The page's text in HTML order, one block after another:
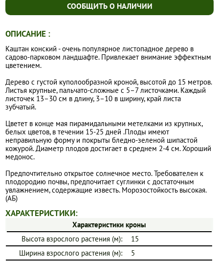
СООБЩИТЬ О НАЛИЧИИ
ОПИСАНИЕ :
Каштан конский - очень популярное листопадное дерево в
садово-парковом ландшафте. Привлекает внимание эффектным
цветением.
Дерево с густой куполообразной кроной, высотой до 15 метров.
Листья крупные, пальчато-сложные с 5–7 листочками. Каждый
листочек 13–30 см в длину, 3–10 в ширину, край листа
зубчатый.
Цветет в конце мая пирамидальными метелками из крупных,
белых цветов, в течении 15-25 дней .Плоды имеют
неправильную форму и покрыты бледно-зеленой шипастой
кожурой. Диаметр плодов достигает в среднем 2-4 см. Хороший
медонос.
Предпочтительно открытое солнечное место. Требователен к
плодородию почвы, предпочитает суглинки с достаточным
увлажнением, содержащие известь. Морозостойкость высокая.
(АБ)
ХАРАКТЕРИСТИКИ:
Характеристики кроны
Высота взрослого растения (м):
15
Ширина взрослого растения (м):
5